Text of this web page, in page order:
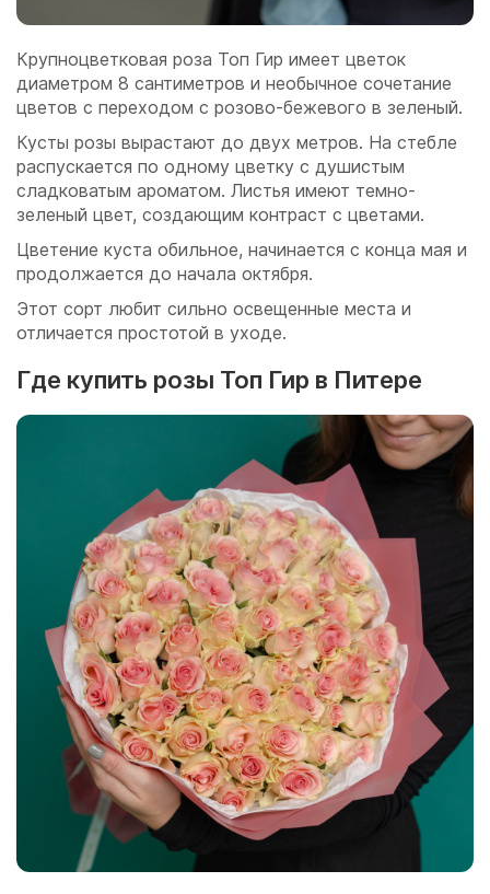
Крупноцветковая роза Топ Гир имеет цветок
диаметром 8 сантиметров и необычное сочетание
цветов с переходом с розово-бежевого в зеленый.
Кусты розы вырастают до двух метров. На стебле
распускается по одному цветку с душистым
сладковатым ароматом. Листья имеют темно-
зеленый цвет, создающим контраст с цветами.
Цветение куста обильное, начинается с конца мая и
продолжается до начала октября.
Этот сорт любит сильно освещенные места и
отличается простотой в уходе.
Где купить розы Топ Гир в Питере